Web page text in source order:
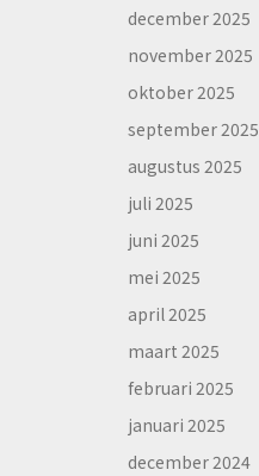
december 2025
november 2025
oktober 2025
september 2025
augustus 2025
juli 2025
juni 2025
mei 2025
april 2025
maart 2025
februari 2025
januari 2025
december 2024